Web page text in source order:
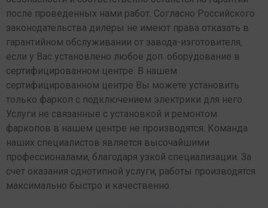
после проведенных нами работ. Согласно Российского
законодательства дилеры не имеют права отказать в
гарантийном обслуживании от завода-изготовителя,
если у Вас установлено любое доп. оборудование в
сертифицированном центре. В нашем
сертифицированном центре Вы можете установить
только фаркоп с подключением электрики для него.
Услуги не связанные с установкой и ремонтом
фаркопов в нашем центре не производятся. Команда
наших специалистов является высочайшими
профессионалами, благодаря узкой специализации. За
счет оказания однотипной услуги, работы производятся
максимально быстро и качественно.